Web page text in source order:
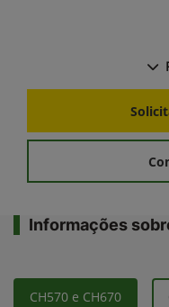
Informações
CH570 e CH670